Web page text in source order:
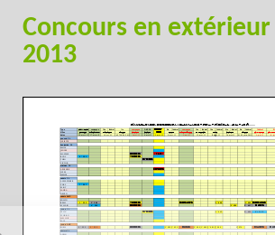
Concours en extérieur
2013